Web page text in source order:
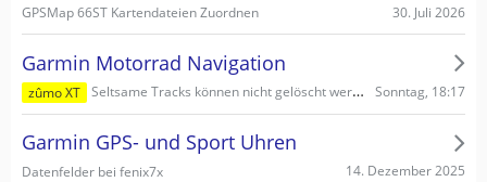
GPSMap 66ST Kartendateien Zuordnen 30. Juli 2026
Garmin Motorrad Navigation
zûmo XT Seltsame Tracks können nicht gelöscht werden Sonntag, 18:17
Garmin GPS- und Sport Uhren
Datenfelder bei fenix7x 14. Dezember 2025